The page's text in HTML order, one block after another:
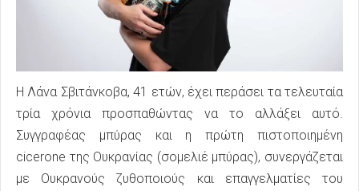
Η Λάνα Σβιτάνκοβα, 41 ετών, έχει περάσει τα τελευταία
τρία χρόνια προσπαθώντας να το αλλάξει αυτό.
Συγγραφέας μπύρας και η πρώτη πιστοποιημένη
cicerone της Ουκρανίας (σομελιέ μπύρας), συνεργάζεται
με Ουκρανούς ζυθοποιούς και επαγγελματίες του